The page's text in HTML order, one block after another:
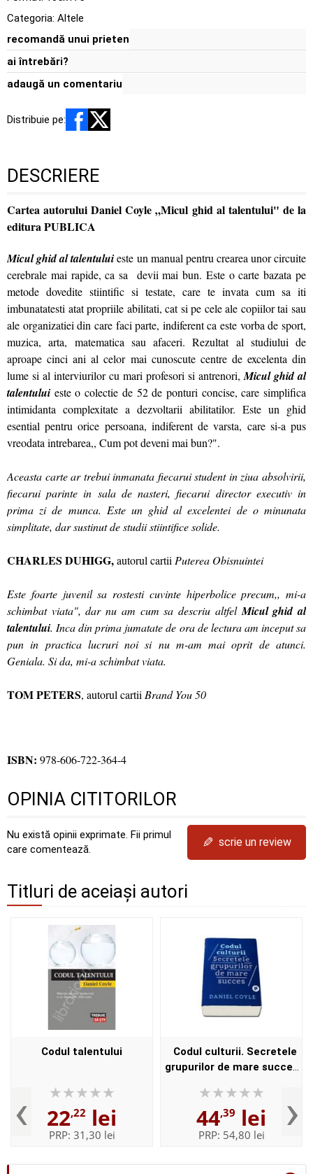
Categoria: Altele
recomandă unui prieten
ai întrebări?
adaugă un comentariu
Distribuie pe:
DESCRIERE
Cartea autorului Daniel Coyle „Micul ghid al talentului" de la
editura PUBLICA
Micul ghid al talentuluieste un manual pentru crearea unor circuite
cerebrale mai rapide, ca sa devii mai bun. Este o carte bazata pe
metode dovedite stiintific si testate, care te invata cum sa iti
imbunatatesti atat propriile abilitati, cat si pe cele ale copiilor tai sau
ale organizatiei din care faci parte, indiferent ca este vorba de sport,
muzica, arta, matematica sau afaceri. Rezultat al studiului de
aproape cinci ani al celor mai cunoscute centre de excelenta din
lume si al interviurilor cu mari profesori si antrenori, Micul ghid al
talentului este o colectie de 52 de ponturi concise, care simplifica
intimidanta complexitate a dezvoltarii abilitatilor. Este un ghid
esential pentru orice persoana, indiferent de varsta, care si-a pus
vreodata intrebarea,, Cum pot deveni mai bun?".
Aceasta carte ar trebui inmanata fiecarui student in ziua absolvirii,
fiecarui parinte in sala de nasteri, fiecarui director executiv in
prima zi de munca. Este un ghid al excelentei de o minunata
simplitate, dar sustinut de studii stiintifice solide.
CHARLES DUHIGG,autorul cartii Puterea Obisnuintei
Este foarte juvenil sa rostesti cuvinte hiperbolice precum,, mi-a
schimbat viata", dar nu am cum sa descriu altfel Micul ghid al
talentului. Inca din prima jumatate de ora de lectura am inceput sa
pun in practica lucruri noi si nu m-am mai oprit de atunci.
Geniala. Si da, mi-a schimbat viata.
TOM PETERS, autorul cartii Brand You 50
ISBN: 978-606-722-364-4
OPINIA CITITORILOR
Nu există opinii exprimate. Fii primul
care comentează.
✎ scrie un review
Titluri de aceiași autori
‹
Codul talentului
22,22 lei
PRP: 31,30 lei
Codul culturii. Secretele
grupurilor de mare succes
44,39 lei
PRP: 54,80 lei ›